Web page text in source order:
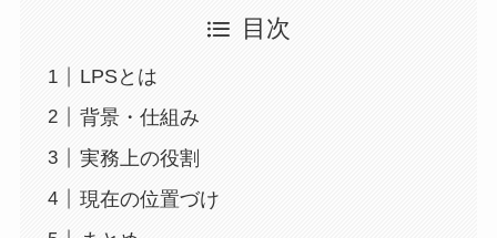
目次
LPSとは
背景・仕組み
実務上の役割
現在の位置づけ